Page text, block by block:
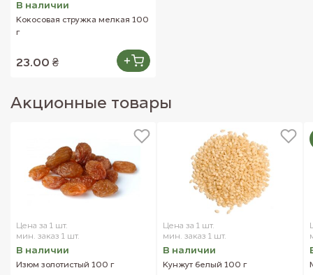
В наличии
Кокосовая стружка мелкая 100
г
23.00 ₴
Акционные товары
Цена за 1 шт.
мин. заказ 1 шт.
В наличии
Изюм золотистый 100 г
Цена за 1 шт.
мин. заказ 1 шт.
В наличии
Кунжут белый 100 г